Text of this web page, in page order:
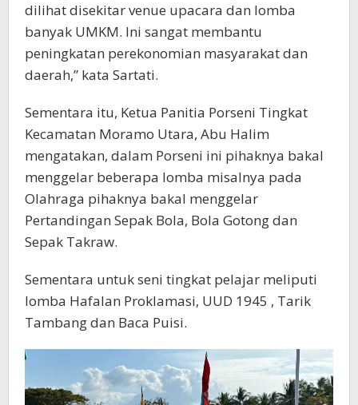
dilihat disekitar venue upacara dan lomba
banyak UMKM. Ini sangat membantu
peningkatan perekonomian masyarakat dan
daerah,” kata Sartati.
Sementara itu, Ketua Panitia Porseni Tingkat
Kecamatan Moramo Utara, Abu Halim
mengatakan, dalam Porseni ini pihaknya bakal
menggelar beberapa lomba misalnya pada
Olahraga pihaknya bakal menggelar
Pertandingan Sepak Bola, Bola Gotong dan
Sepak Takraw.
Sementara untuk seni tingkat pelajar meliputi
lomba Hafalan Proklamasi, UUD 1945 , Tarik
Tambang dan Baca Puisi.